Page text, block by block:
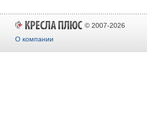
© 2007-2026
О компании